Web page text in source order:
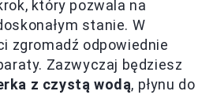
który pozwala na
stanie. W
zgromadź odpowiednie
Zazwyczaj będziesz
z czystą wodą, płynu do